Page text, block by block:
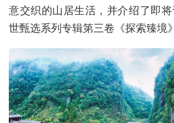
意交织的山居生活，并介绍了即
世甄选系列专辑第三卷《探索臻境》